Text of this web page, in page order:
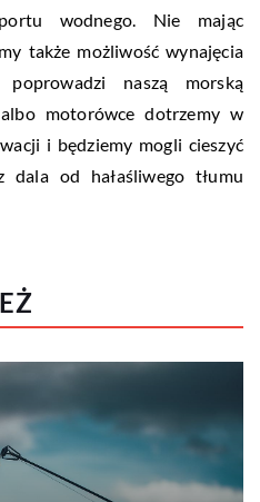
wodnego. Nie mając
także możliwość wynajęcia
naszą morską
motorówce dotrzemy w
i będziemy mogli cieszyć
dala od hałaśliwego tłumu